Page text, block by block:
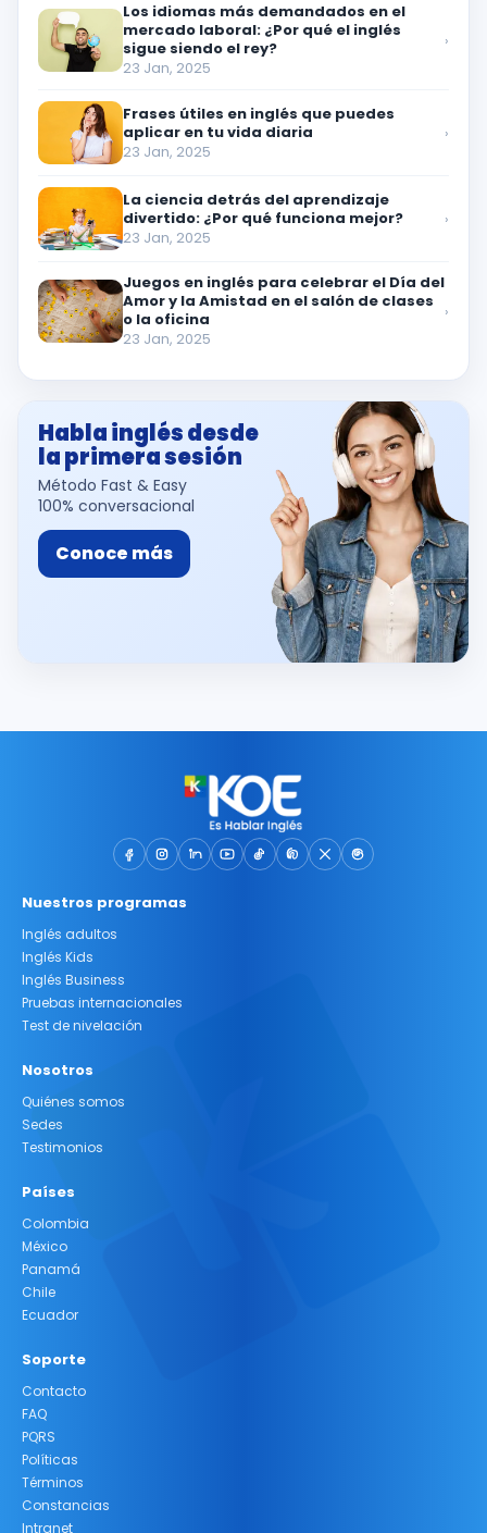
Los idiomas más demandados en el
mercado laboral: ¿Por qué el inglés
sigue siendo el rey?
23 Jan, 2025
›
Frases útiles en inglés que puedes
aplicar en tu vida diaria
23 Jan, 2025
›
La ciencia detrás del aprendizaje
divertido: ¿Por qué funciona mejor?
23 Jan, 2025
›
Juegos en inglés para celebrar el Día del
Amor y la Amistad en el salón de clases
o la oficina
23 Jan, 2025
›
Habla inglés desde
la primera sesión
Método Fast & Easy
100% conversacional
Conoce más
Nuestros programas
Inglés adultos
Inglés Kids
Inglés Business
Pruebas internacionales
Test de nivelación
Nosotros
Quiénes somos
Sedes
Testimonios
Países
Colombia
México
Panamá
Chile
Ecuador
Soporte
Contacto
FAQ
PQRS
Políticas
Términos
Constancias
Intranet